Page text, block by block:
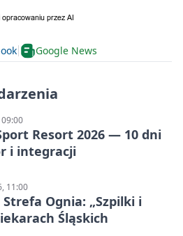
Google News
Resort 2026 — 10 dni
i integracji
11:00
Ognia: „Szpilki i
Śląskich